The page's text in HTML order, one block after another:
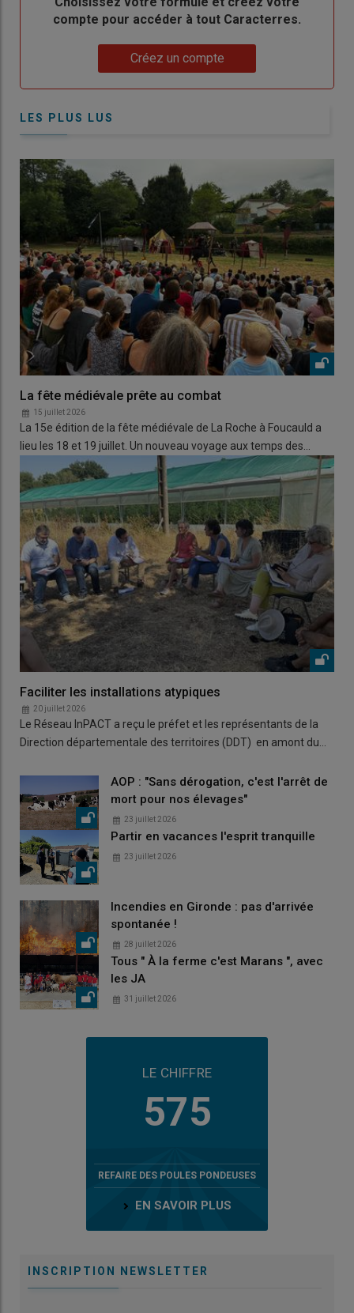
compte pour accéder à tout Caracterres.
Créez un compte
LES PLUS LUS
La fête médiévale prête au combat
15 juillet 2026
La 15e édition de la fête médiévale de La Roche à Foucauld a
lieu les 18 et 19 juillet. Un nouveau voyage aux temps des…
Faciliter les installations atypiques
20 juillet 2026
Le Réseau InPACT a reçu le préfet et les représentants de la
Direction départementale des territoires (DDT) en amont du…
AOP : "Sans dérogation, c'est l'arrêt de
mort pour nos élevages"
23 juillet 2026
Partir en vacances l'esprit tranquille
23 juillet 2026
Incendies en Gironde : pas d'arrivée
spontanée !
28 juillet 2026
Tous " À la ferme c'est Marans ", avec
les JA
31 juillet 2026
LE CHIFFRE
575
REFAIRE DES POULES PONDEUSES
EN SAVOIR PLUS
INSCRIPTION NEWSLETTER